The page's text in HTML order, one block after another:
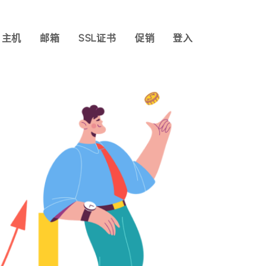
主机 邮箱 SSL证书 促销 登入